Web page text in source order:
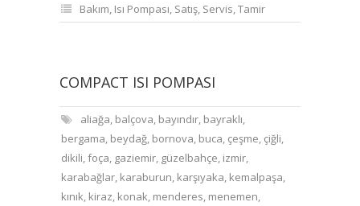
Bakım, Isı Pompası, Satış, Servis,Tamir
COMPACT ISI POMPASI
aliağa, balçova, bayındır, bayraklı,
bergama, beydağ, bornova, buca, çeşme, çiğli,
dikili,foça, gaziemir, güzelbahçe, izmir,
karabağlar, karaburun, karşıyaka, kemalpaşa,
kınık, kiraz, konak, menderes, menemen,